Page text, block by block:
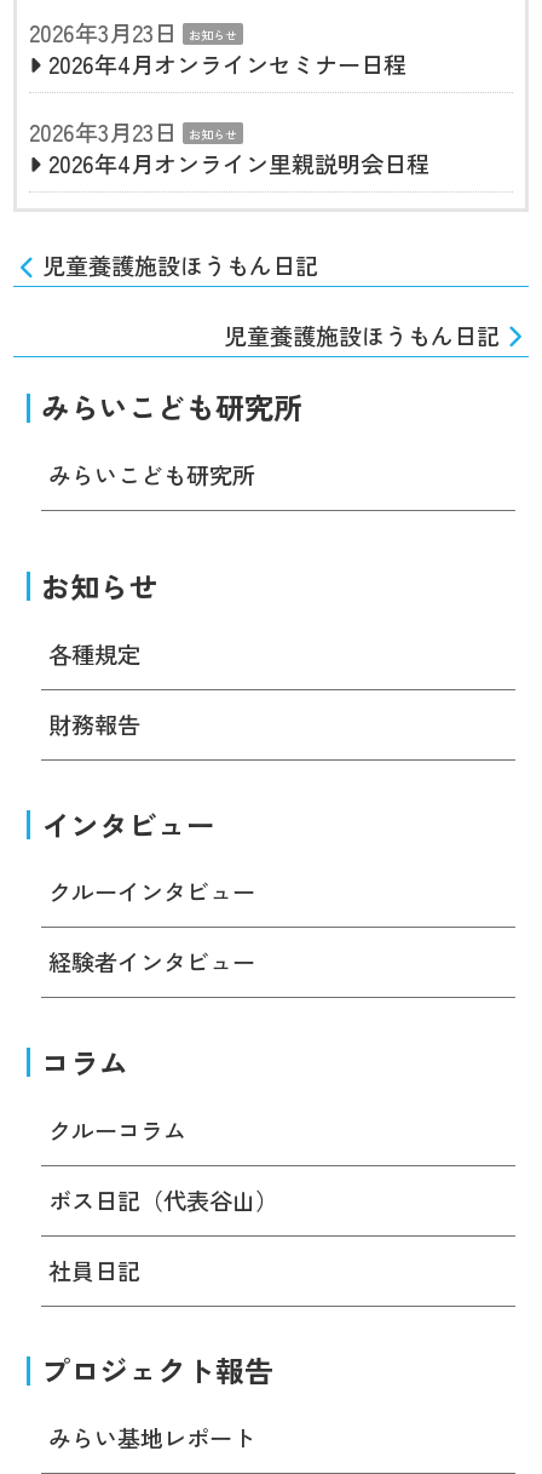
2026年3月23日
お知らせ
2026年4月オンラインセミナー日程
2026年3月23日
お知らせ
2026年4月オンライン里親説明会日程
児童養護施設ほうもん日記
児童養護施設ほうもん日記
みらいこども研究所
みらいこども研究所
お知らせ
各種規定
財務報告
インタビュー
クルーインタビュー
経験者インタビュー
コラム
クルーコラム
ボス日記（代表谷山）
社員日記
プロジェクト報告
みらい基地レポート